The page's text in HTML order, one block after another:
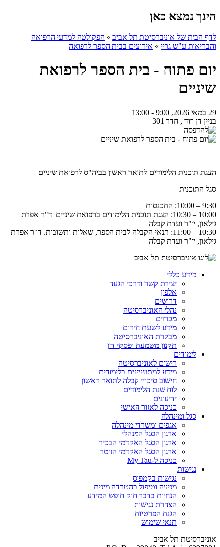
הינך נמצא כאן
לדף הבית של אוניברסיטת תל אביב » הפקולטה למדעי הרפואה
והבריאות ע"ש גריי » אירועים בבית הספר לרפואה
יום פתוח - בית הספר לרפואת
שיניים
29 במאי 2026, 9:00 - 13:00
בניין דן דוד , חדר 301
הצגת תוכנית הלימודים לתואר ראשון בביה"ס לרפואת שיניים
סגל התוכנית
9:30 – 10:00: התכנסות
10:00 – 10:30: הצגת תוכנית הלימודים ברפואת שיניים. ד"ר אפרת
גילאון, יו"ר ועדת קבלה
10:30 – 11:00: תנאי הקבלה לבית הספר, שאלות ותשובות. ד"ר אפרת
גילאון, יו"ר ועדת קבלה
מידע כללי
יצירת קשר ודרכי הגעה
אלפון
דרושים
נהלי האוניברסיטה
מכרזים
מידע לשעת חירום
מבקרת האוניברסיטה
תקנון משמעת ופסקי דין
לימודים
רישום לאוניברסיטה
מידע למתעניינים בלימודים
חישוב סיכויי קבלה לתואר ראשון
לוח שנת הלימודים
ידיעונים
כניסה לאזור האישי
סגל ומינהלה
אגפים ומשרדי מינהלה
ארגון הסגל המנהלי
ארגון הסגל האקדמי הבכיר
ארגון הסגל האקדמי הזוטר
כניסה ל-My Tau
נגישות
נגישות בקמפוס
מניעה וטיפול בהטרדה מינית
הנחיות בדבר חוק חופש המידע
הצהרת נגישות
הגנת הפרטיות
תנאי שימוש
אוניברסיטת תל אביב